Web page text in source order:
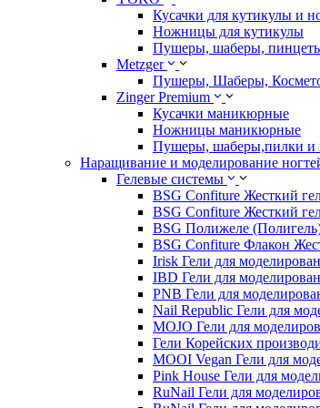
Кусачки для кутикулы и
Ножницы для кутикулы
Пушеры, шаберы,
Metzger
Пушеры, Шаберы,
Zinger Premium
Кусачки маникюрные
Ножницы маникюрные
Пушеры, шаберы,пилки и
Наращивание и моделирование
Гелевые системы
BSG Confiture Жесткий
BSG Confiture Жесткий
BSG Полижеле
BSG Confiture Флакон
Irisk Гели для
IBD Гели для
PNB Гели для
Nail Republic Гели для
MOJO Гели для
Гели Корейских
MOOI Vegan Гели для
Pink House Гели для
RuNail Гели для